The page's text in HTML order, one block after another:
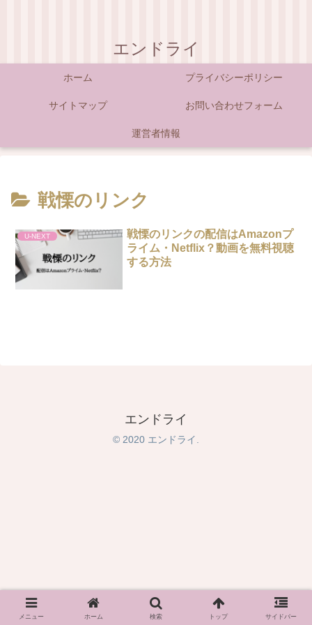
エンドライ
ホーム プライバシーポリシー
サイトマップ お問い合わせフォーム
運営者情報
戦慄のリンク
U-NEXT
戦慄のリンクの配信はAmazonプ
ライム・Netflix？動画を無料視聴
する方法
エンドライ
© 2020 エンドライ.
メニュー ホーム 検索 トップ サイドバー